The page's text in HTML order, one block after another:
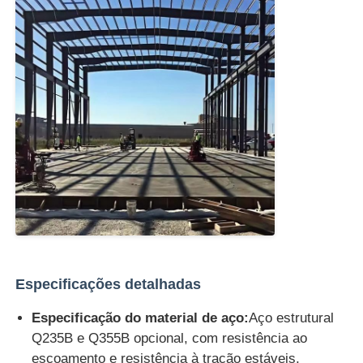
Especificações detalhadas
Especificação do material de aço:Aço estrutural
Q235B e Q355B opcional, com resistência ao
escoamento e resistência à tração estáveis,